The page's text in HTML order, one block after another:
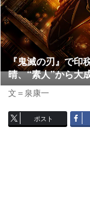
『鬼滅の刃』で
晴、“素人”から大
文＝泉康一
ポスト